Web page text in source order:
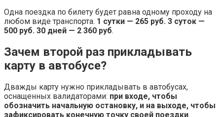
Одна поездка по билету будет равна одному проходу на
любом виде транспорта. 1 сутки — 265 руб. 3 суток —
500 руб. 30 дней — 2 360 руб.
Зачем второй раз прикладывать
карту в автобусе?
Дважды карту нужно прикладывать в автобусах,
оснащенных валидаторами: при входе, чтобы
обозначить начальную остановку, и на выходе, чтобы
зафиксировать конечную точку своей поездки.